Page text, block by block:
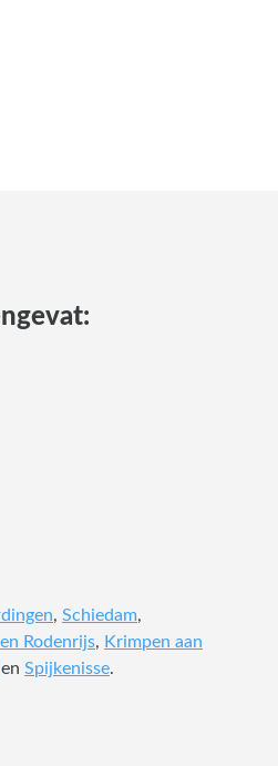
, Schiedam,
Rodenrijs, Krimpen aan
en Spijkenisse.